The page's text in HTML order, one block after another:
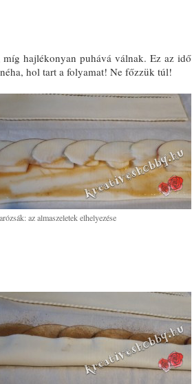
hajlékonyan puhává válnak. Ez az idő
hol tart a folyamat! Ne főzzük túl!
az almaszeletek elhelyezése